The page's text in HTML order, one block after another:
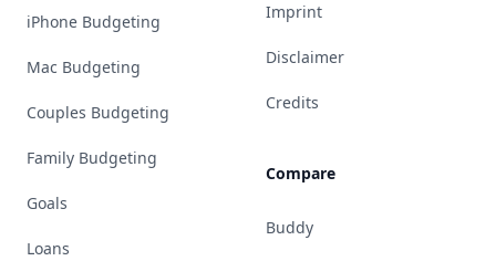
iPhone Budgeting
Mac Budgeting
Couples Budgeting
Family Budgeting
Goals
Loans
Imprint
Disclaimer
Credits
Compare
Buddy